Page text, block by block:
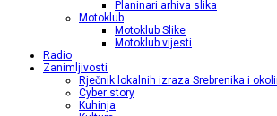
Planinari arhiva slika
Motoklub
Motoklub Slike
Motoklub vijesti
Radio
Zanimljivosti
Rječnik lokalnih izraza Srebrenika i
Cyber story
Kuhinja